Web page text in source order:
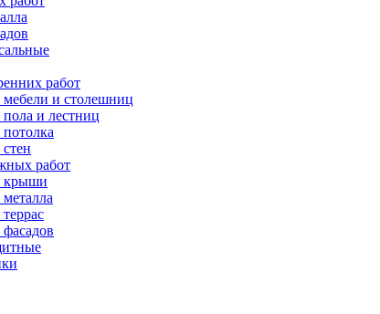
работ
мебели и столешниц
и лестниц
работ
крыши